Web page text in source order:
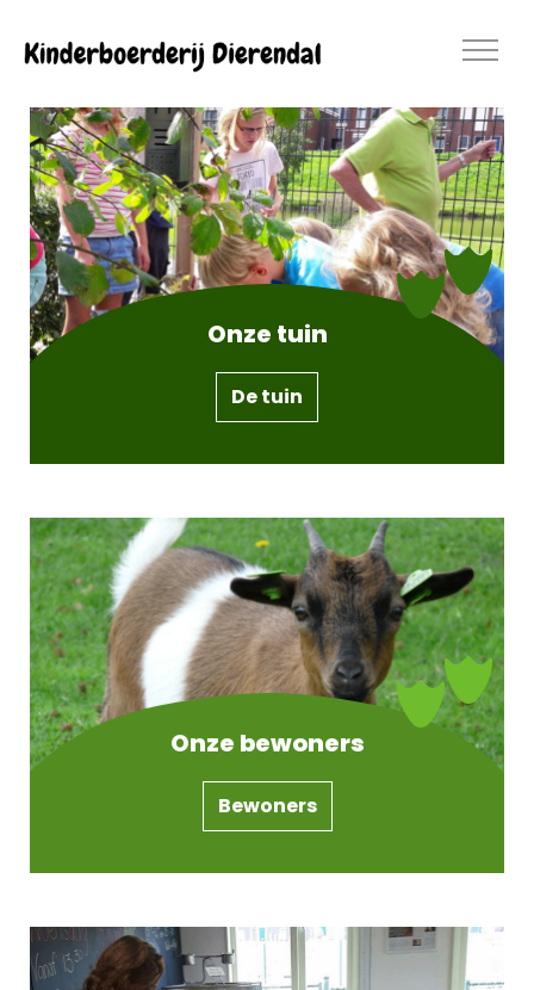
Home
Activiteiten
De tuin
Contact
Word donateur!
Onze tuin
De tuin
Onze bewoners
Bewoners